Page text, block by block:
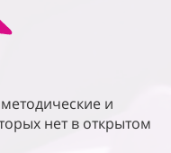
и
нет в открытом